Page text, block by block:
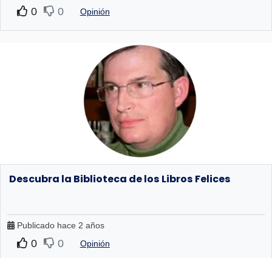
0 0 Opinión
Descubra la Biblioteca de los Libros Felices
Publicado hace 2 años
0 0 Opinión